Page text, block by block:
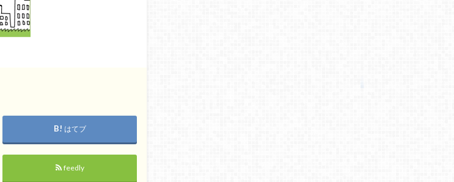
はてブ
feedly